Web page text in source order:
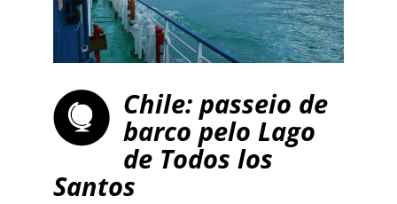
Chile: passeio de
barco pelo Lago
de Todos los
Santos